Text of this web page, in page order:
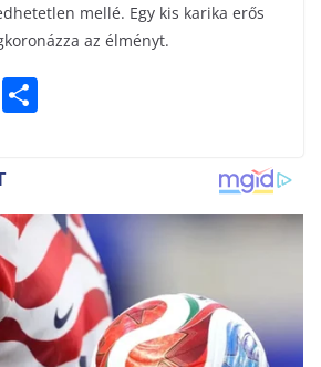
mellé. Egy kis karika erős
az élményt.
E
l